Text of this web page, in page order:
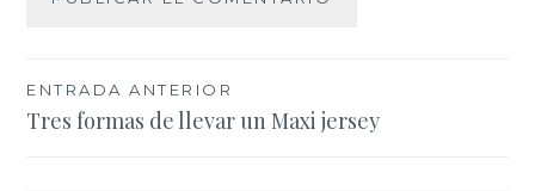
Navegación
de
ENTRADA ANTERIOR
Tres formas de llevar un Maxi jersey